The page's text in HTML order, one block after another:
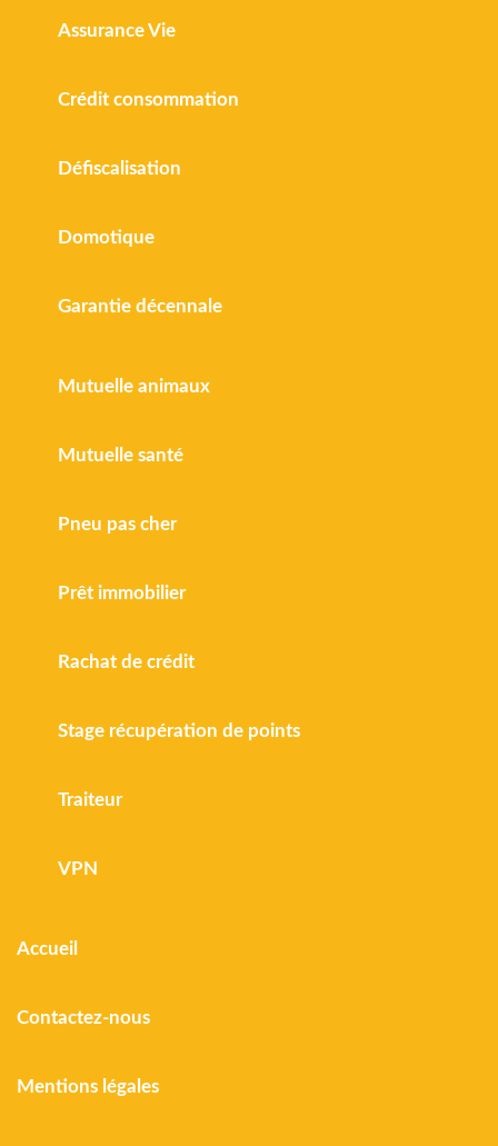
Assurance Vie
Crédit consommation
Défiscalisation
Domotique
Garantie décennale
Mutuelle animaux
Mutuelle santé
Pneu pas cher
Prêt immobilier
Rachat de crédit
Stage récupération de points
Traiteur
VPN
Accueil
Contactez-nous
Mentions légales